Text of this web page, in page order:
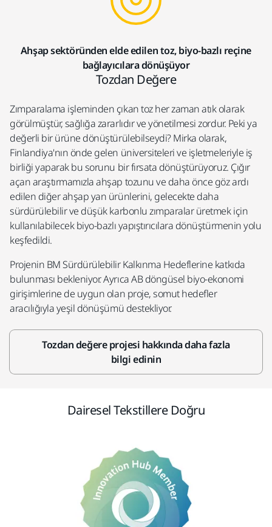
Ahşap sektöründen elde edilen toz, biyo-bazlı reçine
bağlayıcılara dönüşüyor
Tozdan Değere
Zımparalama işleminden çıkan toz her zaman atık olarak
görülmüştür, sağlığa zararlıdır ve yönetilmesi zordur. Peki ya
değerli bir ürüne dönüştürülebilseydi? Mirka olarak,
Finlandiya'nın önde gelen üniversiteleri ve işletmeleriyle iş
birliği yaparak bu sorunu bir fırsata dönüştürüyoruz. Çığır
açan araştırmamızla ahşap tozunu ve daha önce göz ardı
edilen diğer ahşap yan ürünlerini, gelecekte daha
sürdürülebilir ve düşük karbonlu zımparalar üretmek için
kullanılabilecek biyo-bazlı yapıştırıcılara dönüştürmenin yolu
keşfedildi. ​
Projenin BM Sürdürülebilir Kalkınma Hedeflerine katkıda
bulunması bekleniyor. Ayrıca AB döngüsel biyo-ekonomi
girişimlerine de uygun olan proje, somut hedefler
aracılığıyla yeşil dönüşümü destekliyor.
Tozdan değere projesi hakkında daha fazla
bilgi edinin
Dairesel Tekstillere Doğru